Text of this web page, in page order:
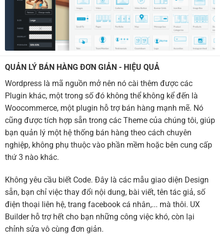
QUẢN LÝ BÁN HÀNG ĐƠN GIẢN - HIỆU QUẢ
Wordpress là mã nguồn mở nên nó cài thêm được các
Plugin khác, một trong số đó không thể không kể đến là
Woocommerce, một plugin hỗ trợ bán hàng mạnh mẽ. Nó
cũng được tích hợp sẵn trong các Theme của chúng tôi, giúp
bạn quản lý một hệ thống bán hàng theo cách chuyên
nghiệp, không phụ thuộc vào phần mềm hoặc bên cung cấp
thứ 3 nào khác.
Không yêu cầu biết Code. Đây là các mẫu giao diện Design
sẵn, bạn chỉ việc thay đổi nội dung, bài viết, tên tác giả, số
điện thoại liên hệ, trang facebook cá nhân,... mà thôi. UX
Builder hỗ trợ hết cho bạn những công việc khó, còn lại
chỉnh sửa vô cùng đơn giản.